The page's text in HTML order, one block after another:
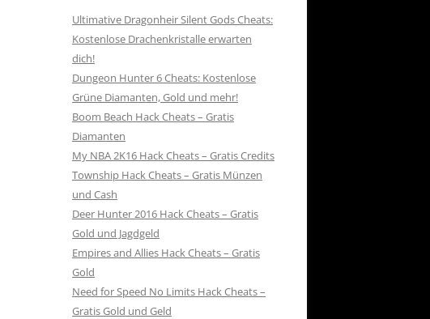
Ultimative Dragonheir Silent Gods Cheats:
Kostenlose Drachenkristalle erwarten
dich!
Dungeon Hunter 6 Cheats: Kostenlose
Grüne Diamanten, Gold und mehr!
Boom Beach Hack Cheats – Gratis
Diamanten
My NBA 2K16 Hack Cheats – Gratis Credits
Township Hack Cheats – Gratis Münzen
und Cash
Deer Hunter 2016 Hack Cheats – Gratis
Gold und Jagdgeld
Empires and Allies Hack Cheats – Gratis
Gold
Need for Speed No Limits Hack Cheats –
Gratis Gold und Geld